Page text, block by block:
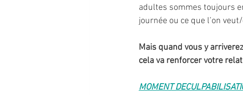
adultes sommes toujours
journée ou ce que l’on
Mais quand vous y
cela va renforcer votre
MOMENT